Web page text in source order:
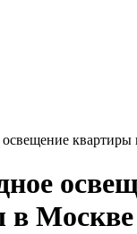
квартиры
в Москве